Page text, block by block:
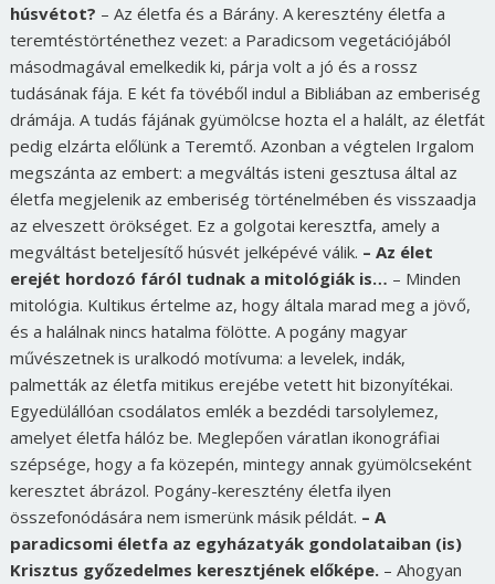
húsvétot? – Az életfa és a Bárány. A keresztény életfa a
teremtéstörténethez vezet: a Paradicsom vegetációjából
másodmagával emelkedik ki, párja volt a jó és a rossz
tudásának fája. E két fa tövéből indul a Bibliában az emberiség
drámája. A tudás fájának gyümölcse hozta el a halált, az életfát
pedig elzárta előlünk a Teremtő. Azonban a végtelen Irgalom
megszánta az embert: a megváltás isteni gesztusa által az
életfa megjelenik az emberiség történelmében és visszaadja
az elveszett örökséget. Ez a golgotai keresztfa, amely a
megváltást beteljesítő húsvét jelképévé válik. – Az élet
erejét hordozó fáról tudnak a mitológiák is… – Minden
mitológia. Kultikus értelme az, hogy általa marad meg a jövő,
és a halálnak nincs hatalma fölötte. A pogány magyar
művészetnek is uralkodó motívuma: a levelek, indák,
palmetták az életfa mitikus erejébe vetett hit bizonyítékai.
Egyedülállóan csodálatos emlék a bezdédi tarsolylemez,
amelyet életfa hálóz be. Meglepően váratlan ikonográfiai
szépsége, hogy a fa közepén, mintegy annak gyümölcseként
keresztet ábrázol. Pogány-keresztény életfa ilyen
összefonódására nem ismerünk másik példát. – A
paradicsomi életfa az egyházatyák gondolataiban (is)
Krisztus győzedelmes keresztjének előképe.– Ahogyan